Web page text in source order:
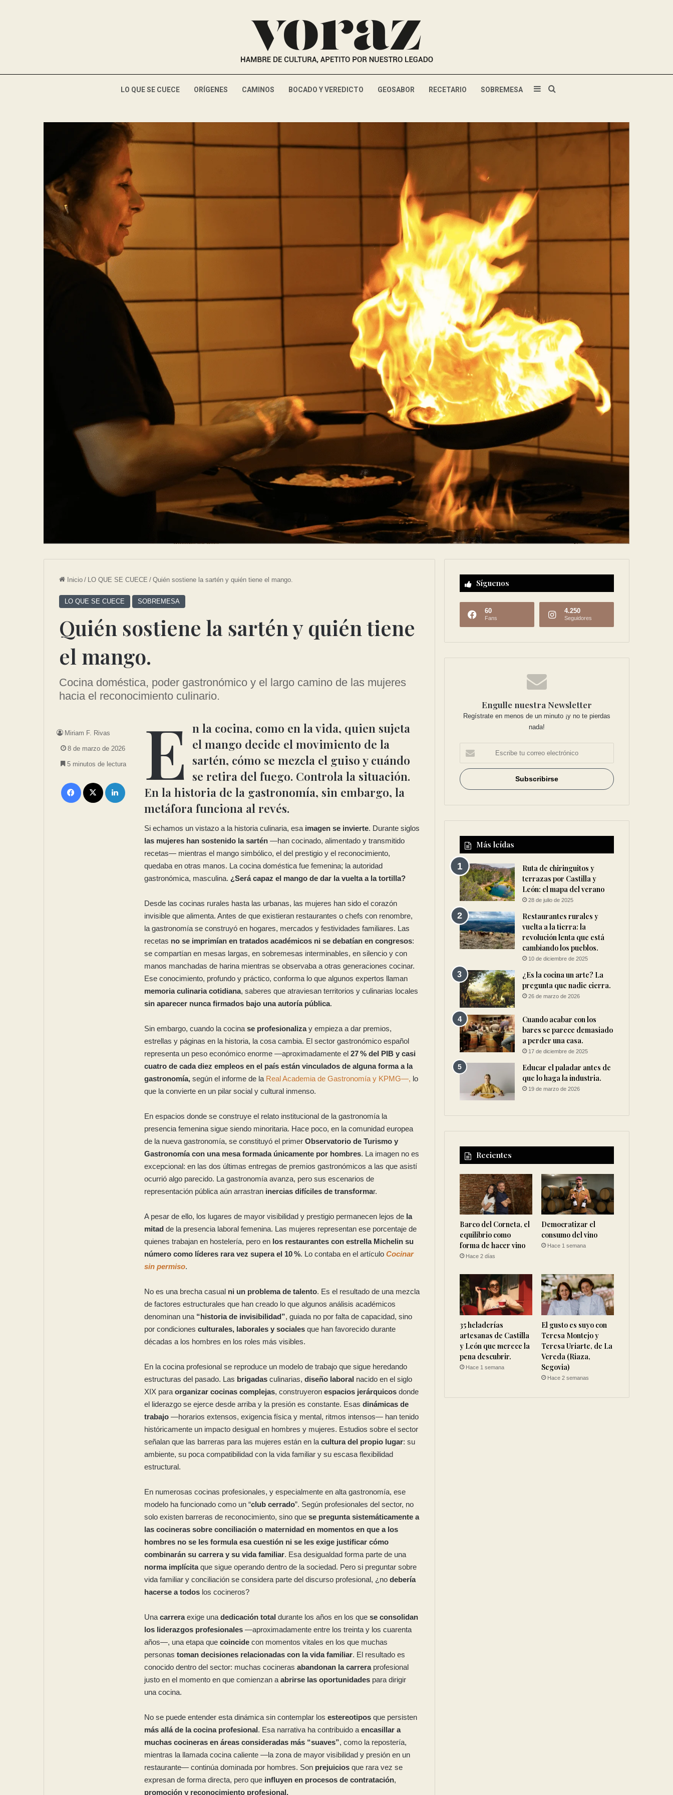
LO QUE SE CUECE ORÍGENES CAMINOS BOCADO Y VEREDICTO GEOSABOR RECETARIO SOBREMESA
Inicio / LO QUE SE CUECE / Quién sostiene la sartén y quién tiene el mango.
LO QUE SE CUECE SOBREMESA
Quién sostiene la sartén y quién tiene
el mango.
Cocina doméstica, poder gastronómico y el largo camino de las mujeres
hacia el reconocimiento culinario.
E n la cocina, como en la vida, quien sujeta
el mango decide el movimiento de la
sartén, cómo se mezcla el guiso y cuándo
se retira del fuego. Controla la situación.
En la historia de la gastronomía, sin embargo, la
metáfora funciona al revés.
Si echamos un vistazo a la historia culinaria, esa imagen se invierte. Durante siglos
las mujeres han sostenido la sartén —han cocinado, alimentado y transmitido
recetas— mientras el mango simbólico, el del prestigio y el reconocimiento,
quedaba en otras manos. La cocina doméstica fue femenina; la autoridad
gastronómica, masculina. ¿Será capaz el mango de dar la vuelta a la tortilla?
Desde las cocinas rurales hasta las urbanas, las mujeres han sido el corazón
invisible que alimenta. Antes de que existieran restaurantes o chefs con renombre,
la gastronomía se construyó en hogares, mercados y festividades familiares. Las
recetas no se imprimían en tratados académicos ni se debatían en congresos:
se compartían en mesas largas, en sobremesas interminables, en silencio y con
manos manchadas de harina mientras se observaba a otras generaciones cocinar.
Ese conocimiento, profundo y práctico, conforma lo que algunos expertos llaman
memoria culinaria cotidiana, saberes que atraviesan territorios y culinarias locales
sin aparecer nunca firmados bajo una autoría pública.
Sin embargo, cuando la cocina se profesionalizay empieza a dar premios,
estrellas y páginas en la historia, la cosa cambia. El sector gastronómico español
representa un peso económico enorme —aproximadamente el 27 % del PIB y casi
cuatro de cada diez empleos en el país están vinculados de alguna forma a la
gastronomía, según el informe de la Real Academia de Gastronomía y KPMG—, lo
que la convierte en un pilar social y cultural inmenso.
En espacios donde se construye el relato institucional de la gastronomía la
presencia femenina sigue siendo minoritaria. Hace poco, en la comunidad europea
de la nueva gastronomía, se constituyó el primer Observatorio de Turismo y
Gastronomía con una mesa formada únicamente por hombres. La imagen no es
excepcional: en las dos últimas entregas de premios gastronómicos a las que asistí
ocurrió algo parecido. La gastronomía avanza, pero sus escenarios de
representación pública aún arrastran inercias difíciles de transformar.
A pesar de ello, los lugares de mayor visibilidad y prestigio permanecen lejos de la
mitad de la presencia laboral femenina. Las mujeres representan ese porcentaje de
quienes trabajan en hostelería, pero en los restaurantes con estrella Michelin su
número como líderes rara vez supera el 10 %. Lo contaba en el artículo Cocinar
sin permiso.
No es una brecha casual ni un problema de talento. Es el resultado de una mezcla
de factores estructurales que han creado lo que algunos análisis académicos
denominan una “historia de invisibilidad”, guiada no por falta de capacidad, sino
por condiciones culturales, laborales y sociales que han favorecido durante
décadas a los hombres en los roles más visibles.
En la cocina profesional se reproduce un modelo de trabajo que sigue heredando
estructuras del pasado. Las brigadas culinarias, diseño laboral nacido en el siglo
XIX para organizar cocinas complejas, construyeron espacios jerárquicos donde
el liderazgo se ejerce desde arriba y la presión es constante. Esas dinámicas de
trabajo —horarios extensos, exigencia física y mental, ritmos intensos— han tenido
históricamente un impacto desigual en hombres y mujeres. Estudios sobre el sector
señalan que las barreras para las mujeres están en la cultura del propio lugar: su
ambiente, su poca compatibilidad con la vida familiar y su escasa flexibilidad
estructural.
En numerosas cocinas profesionales, y especialmente en alta gastronomía, ese
modelo ha funcionado como un “club cerrado”. Según profesionales del sector, no
solo existen barreras de reconocimiento, sino que se pregunta sistemáticamente a
las cocineras sobre conciliación o maternidad en momentos en que a los
hombres no se les formula esa cuestión ni se les exige justificar cómo
combinarán su carrera y su vida familiar. Esa desigualdad forma parte de una
norma implícitaque sigue operando dentro de la sociedad. Pero si preguntar sobre
vida familiar y conciliación se considera parte del discurso profesional, ¿no debería
hacerse a todos los cocineros?
Una carreraexige una dedicación total durante los años en los que se consolidan
los liderazgos profesionales —aproximadamente entre los treinta y los cuarenta
años—, una etapa que coincide con momentos vitales en los que muchas
personas toman decisiones relacionadas con la vida familiar. El resultado es
conocido dentro del sector: muchas cocineras abandonan la carreraprofesional
justo en el momento en que comienzan a abrirse las oportunidades para dirigir
una cocina.
No se puede entender esta dinámica sin contemplar los estereotipos que persisten
más allá de la cocina profesional. Esa narrativa ha contribuido a encasillar a
muchas cocineras en áreas consideradas más “suaves”, como la repostería,
mientras la llamada cocina caliente —la zona de mayor visibilidad y presión en un
restaurante— continúa dominada por hombres. Son prejuicios que rara vez se
expresan de forma directa, pero que influyen en procesos de contratación,
promoción y reconocimiento profesional.
Miriam F. Rivas
8 de marzo de 2026
5 minutos de lectura
Síguenos
60
Fans
4.250
Seguidores
Engulle nuestra Newsletter
Regístrate en menos de un minuto ¡y no te pierdas
nada!
Más leídas
Ruta de chiringuitos y
terrazas por Castilla y
León: el mapa del verano
28 de julio de 2025
Restaurantes rurales y
vuelta a la tierra: la
revolución lenta que está
cambiando los pueblos.
10 de diciembre de 2025
¿Es la cocina un arte? La
pregunta que nadie cierra.
26 de marzo de 2026
Cuando acabar con los
bares se parece demasiado
a perder una casa.
17 de diciembre de 2025
Educar el paladar antes de
que lo haga la industria.
19 de marzo de 2026
Recientes
Barco del Corneta, el
equilibrio como
forma de hacer vino
Hace 2 días
Democratizar el
consumo del vino
Hace 1 semana
35 heladerías
artesanas de Castilla
y León que merece la
pena descubrir.
Hace 1 semana
El gusto es suyo con
Teresa Montejo y
Teresa Uriarte, de La
Vereda (Riaza,
Segovia)
Hace 2 semanas